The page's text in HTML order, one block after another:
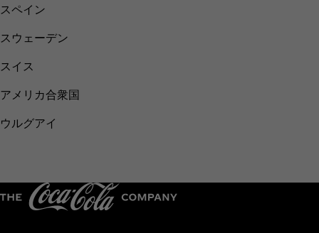
スペイン
スウェーデン
スイス
アメリカ合衆国
ウルグアイ